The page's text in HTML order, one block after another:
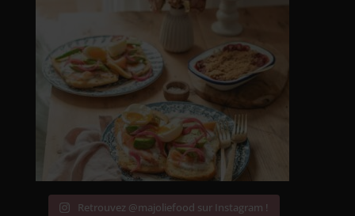
Retrouvez @majoliefood sur Instagram !